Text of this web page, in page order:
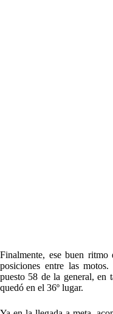
Finalmente, ese buen
posiciones entre las
puesto 58 de la general, en
quedó en el 36º lugar.